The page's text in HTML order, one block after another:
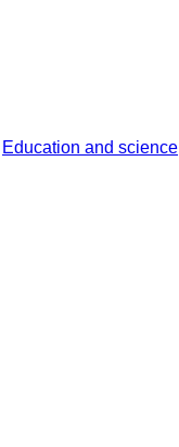
Education and science